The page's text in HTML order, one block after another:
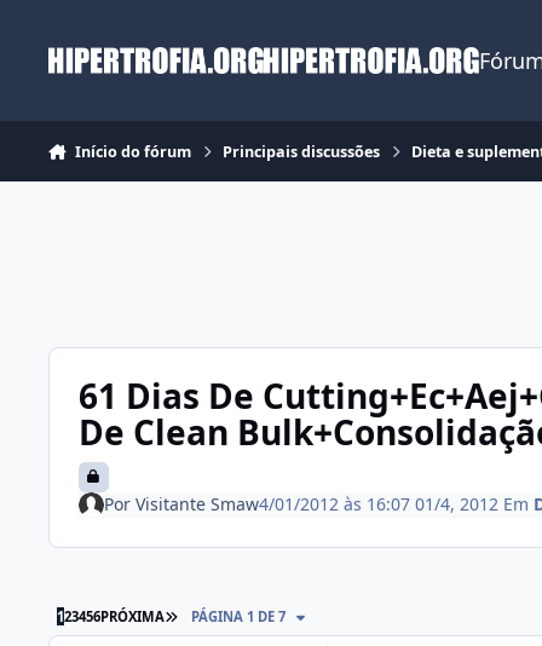
Início do fórum Principais discussões Dieta e
61 Dias De
De Clean
Por Visitante Smaw4/01/2012 às 16:07 01/4, 2012 Em
123456PRÓXIMA ÚLTIMA PÁGINA
PÁGINA 1 DE 7